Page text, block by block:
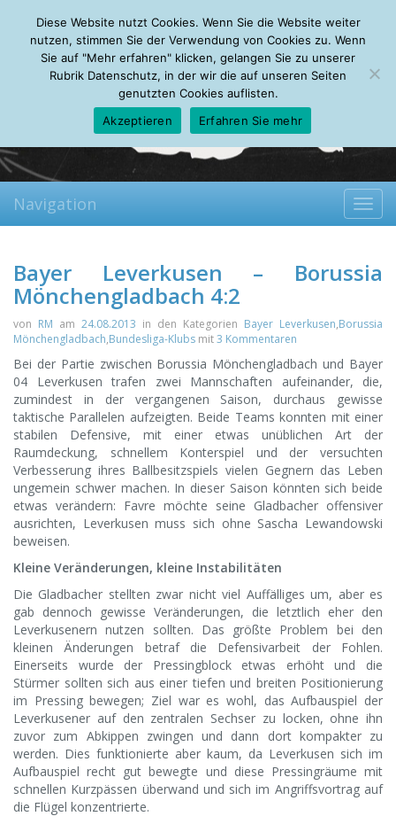
Saturday, 08.08.2026
Mein Account
About Autoren Leseempfehlungen FAQ
Navigation
Bayer Leverkusen – Borussia
Mönchengladbach 4:2
von RM am 24.08.2013 in den Kategorien Bayer Leverkusen,Borussia
Mönchengladbach,Bundesliga-Klubs mit3 Kommentaren
Bei der Partie zwischen Borussia Mönchengladbach und Bayer
04 Leverkusen trafen zwei Mannschaften aufeinander, die,
zumindest in der vergangenen Saison, durchaus gewisse
taktische Parallelen aufzeigten. Beide Teams konnten mit einer
stabilen Defensive, mit einer etwas unüblichen Art der
Raumdeckung, schnellem Konterspiel und der versuchten
Verbesserung ihres Ballbesitzspiels vielen Gegnern das Leben
ungemein schwer machen. In dieser Saison könnten sich beide
etwas verändern: Favre möchte seine Gladbacher offensiver
ausrichten, Leverkusen muss sich ohne Sascha Lewandowski
beweisen.
Kleine Veränderungen, kleine Instabilitäten
Die Gladbacher stellten zwar nicht viel Auffälliges um, aber es
gab dennoch gewisse Veränderungen, die letztlich eher den
Leverkusenern nutzen sollten. Das größte Problem bei den
kleinen Änderungen betraf die Defensivarbeit der Fohlen.
Einerseits wurde der Pressingblock etwas erhöht und die
Stürmer sollten sich aus einer tiefen und breiten Positionierung
im Pressing bewegen; Ziel war es wohl, das Aufbauspiel der
Leverkusener auf den zentralen Sechser zu locken, ohne ihn
zuvor zum Abkippen zwingen und dann dort kompakter zu
werden. Dies funktionierte aber kaum, da Leverkusen sich im
Aufbauspiel recht gut bewegte und diese Pressingräume mit
schnellen Kurzpässen überwand und sich im Angriffsvortrag auf
die Flügel konzentrierte.
Diese Website nutzt Cookies. Wenn Sie die Website weiter
nutzen, stimmen Sie der Verwendung von Cookies zu. Wenn
Sie auf "Mehr erfahren" klicken, gelangen Sie zu unserer
Rubrik Datenschutz, in der wir die auf unseren Seiten
genutzten Cookies auflisten.
Akzeptieren
Erfahren Sie mehr